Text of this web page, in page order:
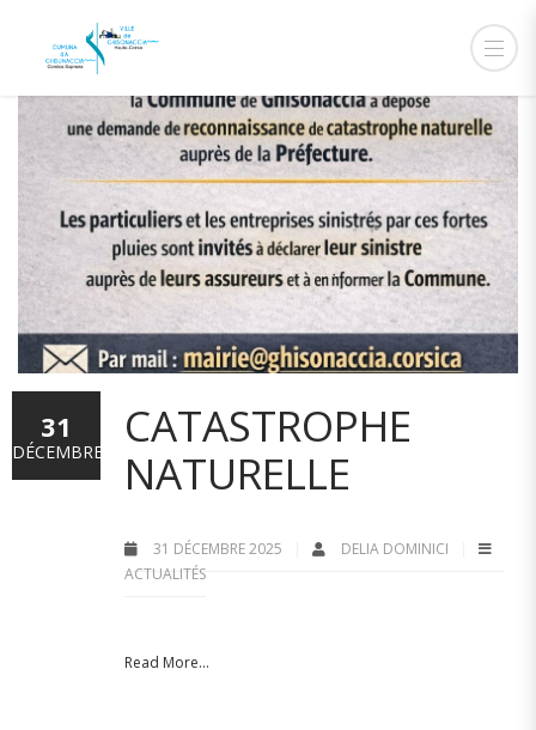
CATASTROPHE
NATURELLE
31 DÉCEMBRE 2025
DELIA DOMINICI
ACTUALITÉS
Read More...
31
DÉCEMBRE